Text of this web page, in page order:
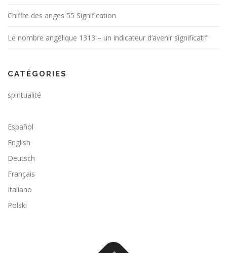
Chiffre des anges 55 Signification
Le nombre angélique 1313 – un indicateur d’avenir significatif
CATÉGORIES
spiritualité
Español
English
Deutsch
Français
Italiano
Polski